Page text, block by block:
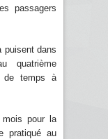
passagers
puisent dans
quatrième
de temps à
pour la
pratiqué au